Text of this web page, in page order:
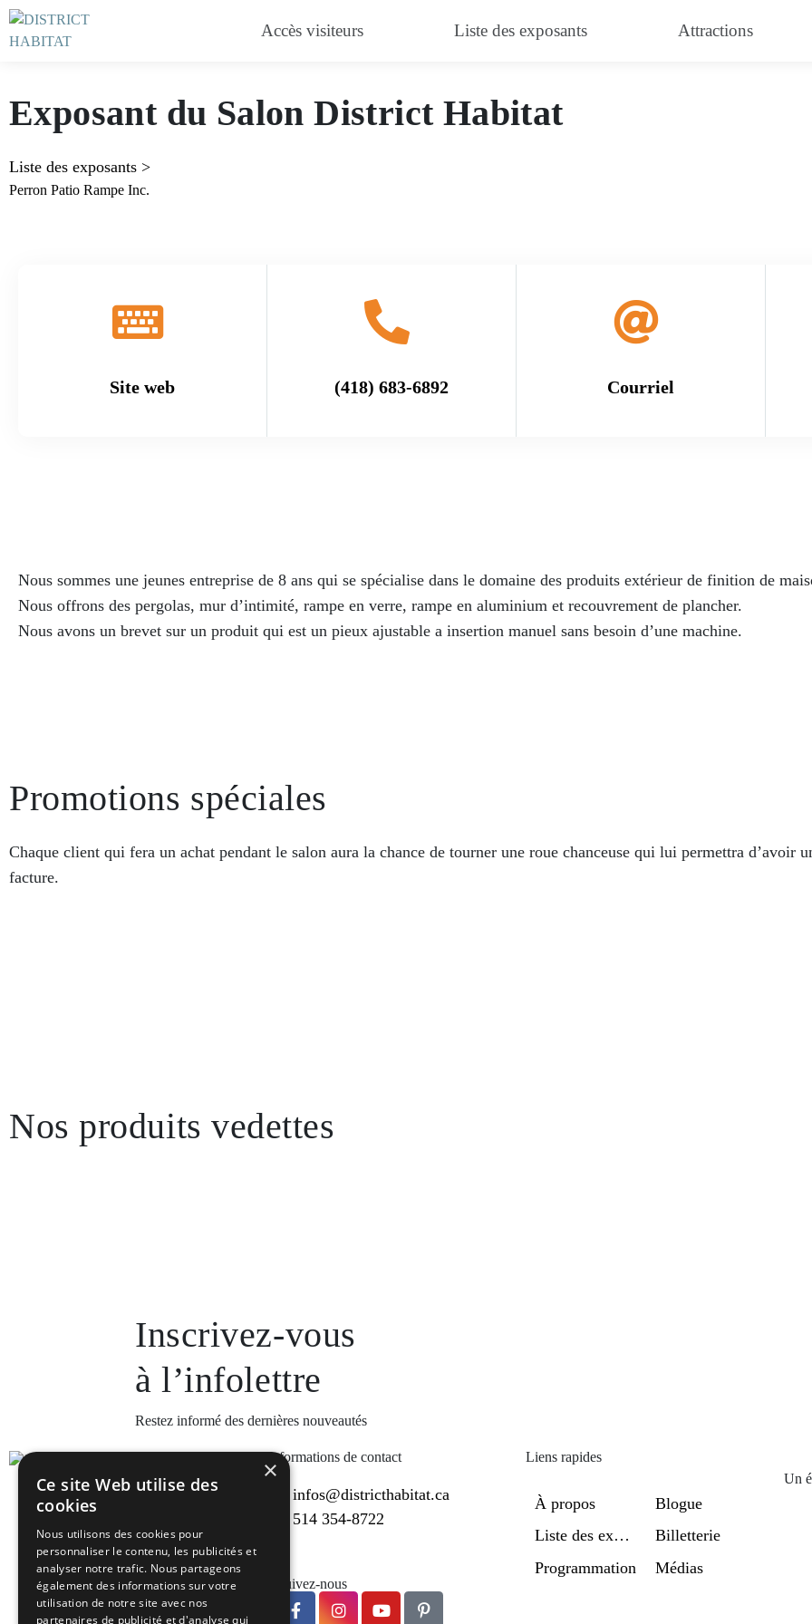
Accès visiteurs Liste des exposants Attractions
Perron Patio Rampe Inc.
Exposant du Salon District Habitat
Liste des exposants >
Perron Patio Rampe Inc.
Site web (418) 683-6892 Courriel
Nous sommes une jeunes entreprise de 8 ans qui se spécialise dans le domaine des produits extérieur de finition de
Nous offrons des pergolas, mur d’intimité, rampe en verre, rampe en aluminium et recouvrement de plancher.
Nous avons un brevet sur un produit qui est un pieux ajustable a insertion manuel sans besoin d’une machine.
Promotions spéciales
Chaque client qui fera un achat pendant le salon aura la chance de tourner une roue chanceuse qui lui permettra d’avoir
facture.
Nos produits vedettes
Inscrivez-vous
à l’infolettre
Restez informé des dernières nouveautés
Informations de contact
infos@districthabitat.ca
514 354-8722
Suivez-nous
Liens rapides
À propos
Liste des exposants
Programmation
Blogue
Billetterie
Médias
Un
×
Ce site Web utilise des
cookies
Nous utilisons des cookies pour
personnaliser le contenu, les publicités et
analyser notre trafic. Nous partageons
également des informations sur votre
utilisation de notre site avec nos
partenaires de publicité et d'analyse qui